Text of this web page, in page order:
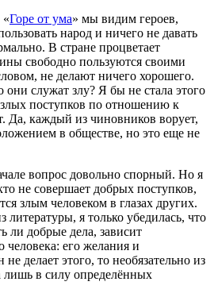
«Горе от ума» мы видим героев,
народ и ничего не давать
В стране процветает
свободно пользуются своими
не делают ничего хорошего.
служат злу? Я бы не стала этого
злых поступков по отношению к
Да, каждый из чиновников ворует,
в обществе, но это еще не
вопрос довольно спорный. Но я
не совершает добрых поступков,
злым человеком в глазах других.
литературы, я только убедилась, что
ли добрые дела, зависит
человека: его желания и
делает этого, то необязательно из
в силу определённых